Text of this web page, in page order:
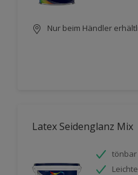
Nur beim Händler
Latex Seidenglanz Mix
tönbar